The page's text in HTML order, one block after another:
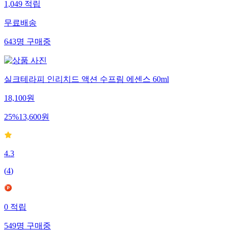
1,049 적립
무료배송
643명 구매중
실크테라피 인리치드 액션 수프림 에센스 60ml
18,100원
25%13,600원
4.3
(4)
0 적립
549명 구매중